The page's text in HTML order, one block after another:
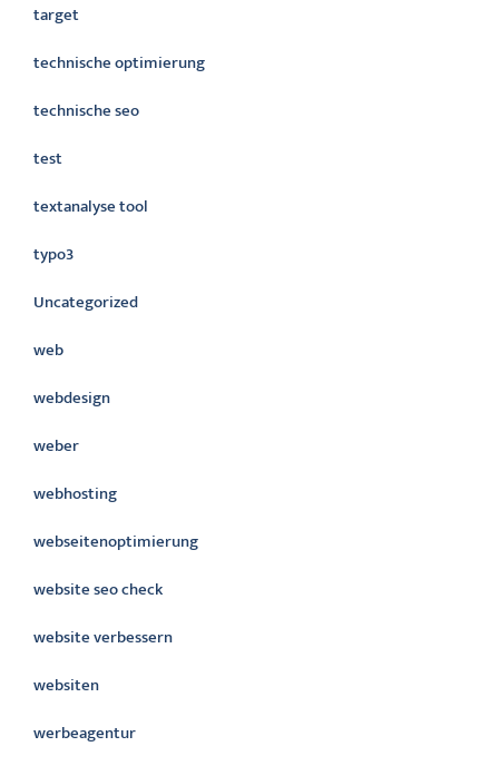
target
technische optimierung
technische seo
test
textanalyse tool
typo3
Uncategorized
web
webdesign
weber
webhosting
webseitenoptimierung
website seo check
website verbessern
websiten
werbeagentur